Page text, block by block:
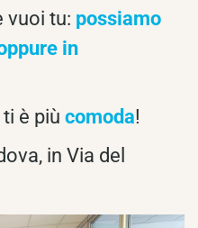
vuoi tu: possiamo
in
è più comoda!
in Via del